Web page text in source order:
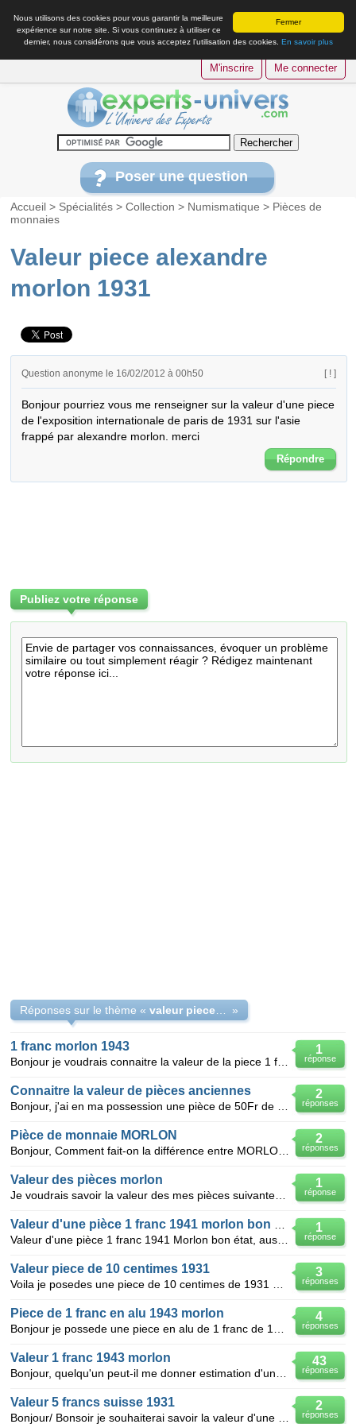
Fermer
Nous utilisons des cookies pour vous garantir la meilleure
expérience sur notre site. Si vous continuez à utiliser ce
dernier, nous considérons que vous acceptez l’utilisation des cookies. En savoir plus
M'inscrire Me connecter
Poser une question
Accueil > Spécialités >Collection > Numismatique > Pièces de
monnaies
Valeur piece alexandre
morlon 1931
Question anonyme le 16/02/2012 à 00h50 [ ! ]
Bonjour pourriez vous me renseigner sur la valeur d'une piece
de l'exposition internationale de paris de 1931 sur l'asie
frappé par alexandre morlon. merci
Répondre
Publiez votre réponse
Réponses sur le thème « »
1
réponse
1 franc morlon 1943
2
réponses
Connaitre la valeur de pièces anciennes
2
réponses
Pièce de monnaie MORLON
1
réponse
Valeur des pièces morlon
1
réponse
3
réponses
Valeur piece de 10 centimes 1931
4
réponses
Piece de 1 franc en alu 1943 morlon
43
réponses
Valeur 1 franc 1943 morlon
2
réponses
Valeur 5 francs suisse 1931